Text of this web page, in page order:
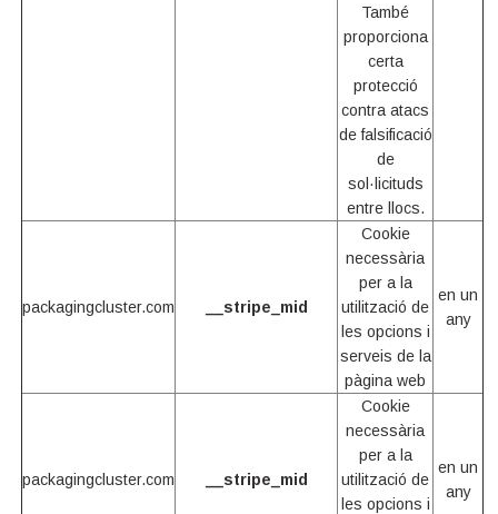
També
proporciona
certa
protecció
contra atacs
de falsificació
de
sol·licituds
entre llocs.
packagingcluster.com __stripe_mid
Cookie
necessària
per a la
utilització de
les opcions i
serveis de la
pàgina web
en un
any
packagingcluster.com __stripe_mid
Cookie
necessària
per a la
utilització de
les opcions i
en un
any